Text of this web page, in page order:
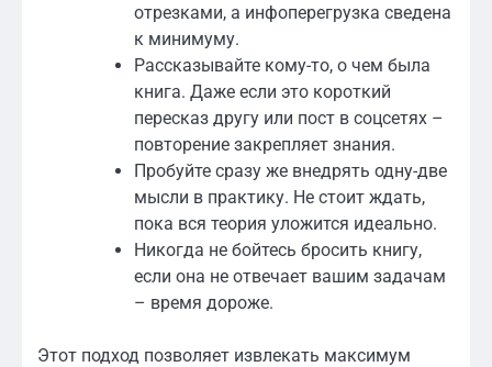
отрезками, а инфоперегрузка сведена
к минимуму.
Рассказывайте кому-то, о чем была
книга. Даже если это короткий
пересказ другу или пост в соцсетях –
повторение закрепляет знания.
Пробуйте сразу же внедрять одну-две
мысли в практику. Не стоит ждать,
пока вся теория уложится идеально.
Никогда не бойтесь бросить книгу,
если она не отвечает вашим задачам
– время дороже.
Этот подход позволяет извлекать максимум